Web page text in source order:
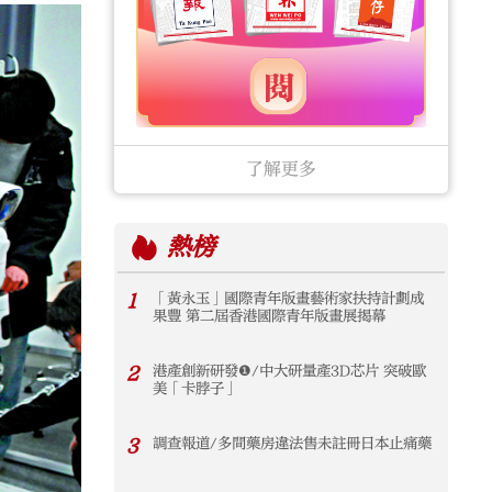
了解更多
熱榜
1
「黃永玉」國際青年版畫藝術家扶持計劃成
果豐 第二屆香港國際青年版畫展揭幕
2
港產創新研發❶/中大研量產3D芯片 突破歐
美「卡脖子」
3 調查報道/多間藥房違法售未註冊日本止痛藥